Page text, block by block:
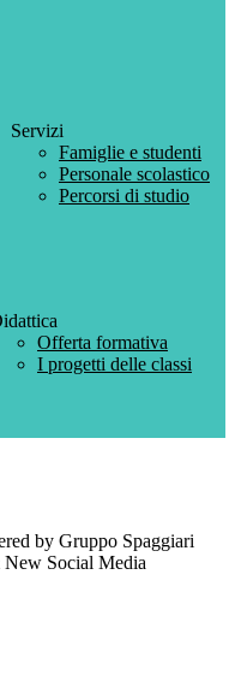
Servizi
Famiglie e studenti
Personale scolastico
Percorsi di studio
Offerta formativa
I progetti delle classi
by Gruppo Spaggiari
Social Media